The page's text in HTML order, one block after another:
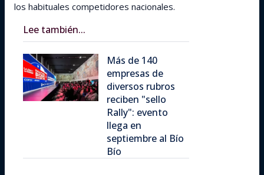
los habituales competidores nacionales.
Lee también...
Más de 140
empresas de
diversos rubros
reciben "sello
Rally": evento
llega en
septiembre al Bío
Bío